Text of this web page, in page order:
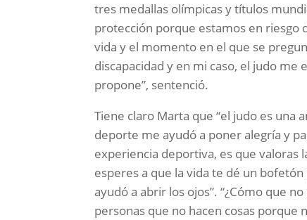
tres medallas olímpicas y títulos
protección porque estamos en riesgo
vida y el momento en el que se
discapacidad y en mi caso, el judo me
propone”, sentenció.
Tiene claro Marta que “el judo es una
deporte me ayudó a poner alegría y
experiencia deportiva, es que valoras
esperes a que la vida te dé un
ayudó a abrir los ojos”. “¿Cómo que
personas que no hacen cosas porque